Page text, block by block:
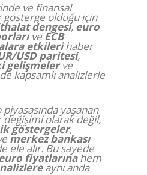
ve finansal
gösterge olduğu için
dengesi, euro
ve ECB
etkilerihaber
USD paritesi,
gelişmelerve
kapsamlı analizlerle
yaşanan
değişimi olarak değil,
göstergeler,
merkez bankası
ele alır. Bu sayede
fiyatlarınahem
aynı anda